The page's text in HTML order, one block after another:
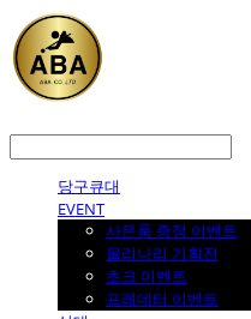
당구큐대
EVENT
사은품 증정 이벤트
몰리나리 기획전
초크 이벤트
프레데터 이벤트